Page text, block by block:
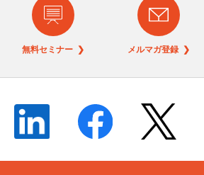
無料セミナー ❯ メルマガ登録 ❯